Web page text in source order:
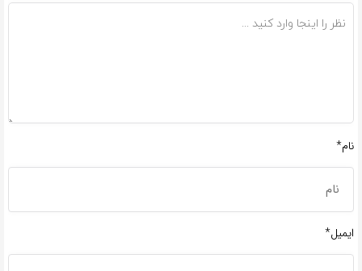
نام*
ایمیل*